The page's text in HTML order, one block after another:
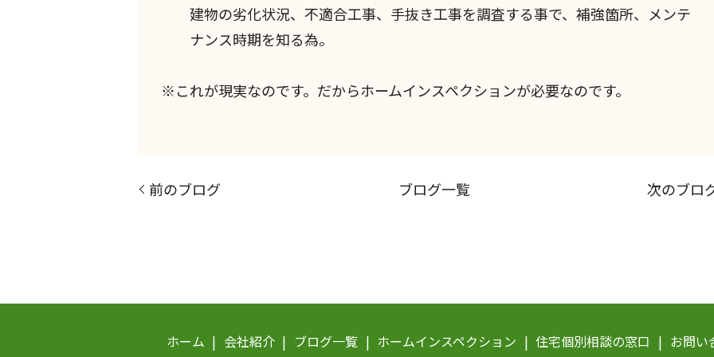
建物の劣化状況、不適合工事、手抜き工事を調査する事で、補強箇所、メンテ
ナンス時期を知る為。
※これが現実なのです。だからホームインスペクションが必要なのです。
前のブログ ブログ一覧 次のブロ
ホーム 会社紹介 ブログ一覧 ホームインスペクション 住宅個別相談の窓口 お問い